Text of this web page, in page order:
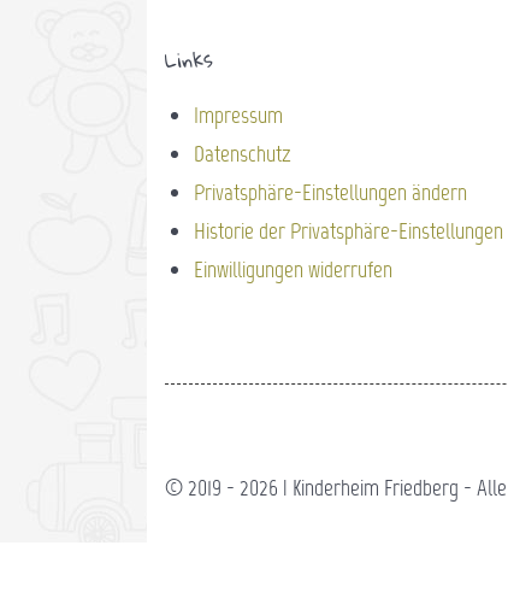
Links
Impressum
Datenschutz
Privatsphäre-Einstellungen ändern
Historie der Privatsphäre-Einstellungen
Einwilligungen widerrufen
© 2019 - 2026 | Kinderheim Friedberg -